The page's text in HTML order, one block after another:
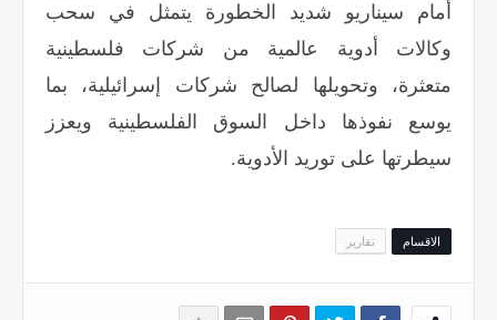
أمام سيناريو شديد الخطورة يتمثل في سحب
وكالات أدوية عالمية من شركات فلسطينية
متعثرة، وتحويلها لصالح شركات إسرائيلية، بما
يوسع نفوذها داخل السوق الفلسطينية ويعزز
سيطرتها على توريد الأدوية.
الاقسام تقارير